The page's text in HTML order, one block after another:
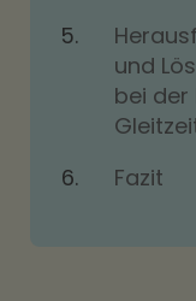
und
bei der
Fazit